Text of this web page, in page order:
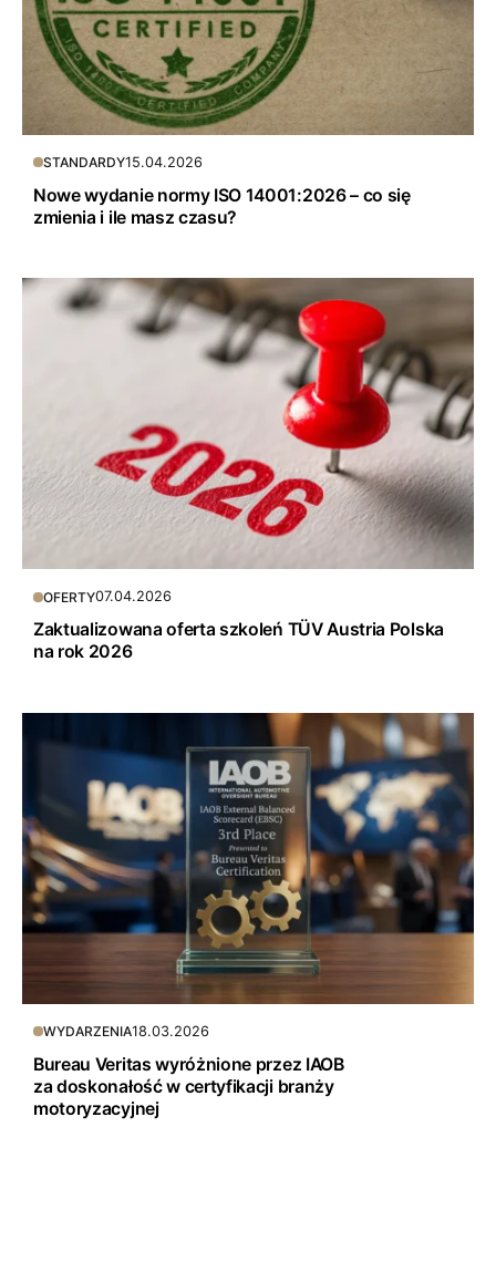
STANDARDY15.04.2026
Nowe wydanie normy ISO 14001:2026 – co się
zmienia i ile masz czasu?
OFERTY07.04.2026
Zaktualizowana oferta szkoleń TÜV Austria Polska
na rok 2026
WYDARZENIA18.03.2026
Bureau Veritas wyróżnione przez IAOB
za doskonałość w certyfikacji branży
motoryzacyjnej